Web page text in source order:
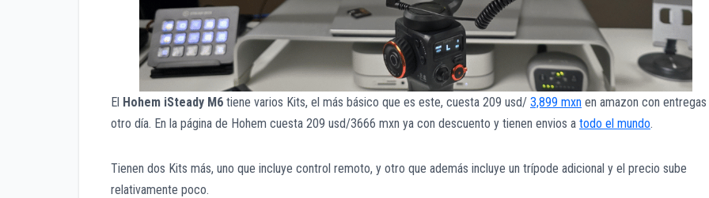
El Hohem iSteady M6 tiene varios Kits, el más básico que es este, cuesta 209 usd/ 3,899 mxn en amazon con entregas
otro día. En la página de Hohem cuesta 209 usd/3666 mxn ya con descuento y tienen envios a todo el mundo.
Tienen dos Kits más, uno que incluye control remoto, y otro que además incluye un trípode adicional y el precio sube
relativamente poco.